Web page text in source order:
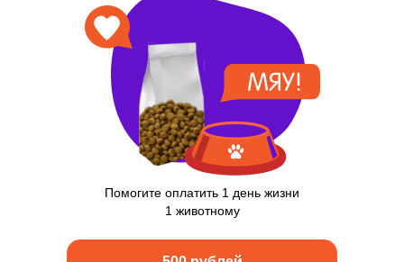
Помогите оплатить 1 день жизни
1 животному